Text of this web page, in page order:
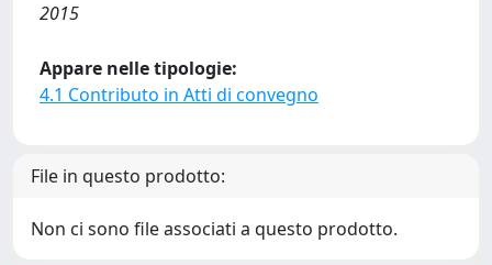
2015
Appare nelle tipologie:
4.1 Contributo in Atti di convegno
File in questo prodotto:
Non ci sono file associati a questo prodotto.